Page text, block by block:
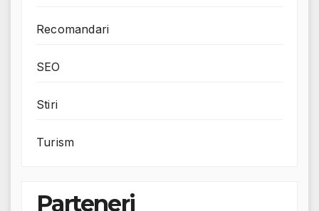
Recomandari
SEO
Stiri
Turism
Parteneri